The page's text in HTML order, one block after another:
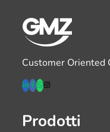
Customer Oriented
Prodotti